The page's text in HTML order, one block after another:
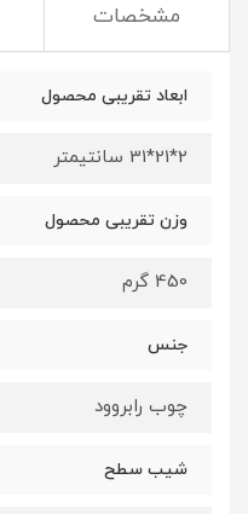
مشخصات
ابعاد تقریبی محصول
2*21*31 سانتیمتر
وزن تقریبی محصول
450 گرم
جنس
چوب رابروود
شیب سطح